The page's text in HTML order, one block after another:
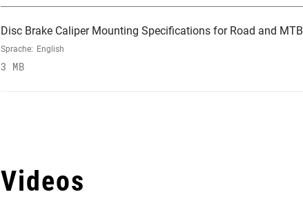
Disc Brake Caliper Mounting Specifications for Road and MTB
Sprache: English
3 MB
Videos